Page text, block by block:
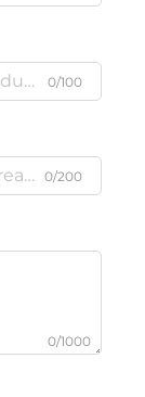
0/100
0/200
0/1000